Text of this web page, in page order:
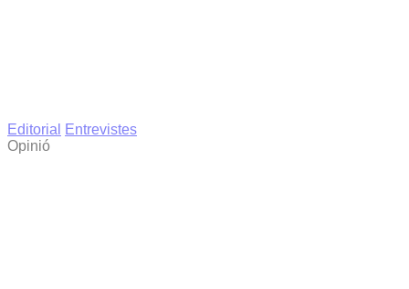
Editorial
Entrevistes
Opinió